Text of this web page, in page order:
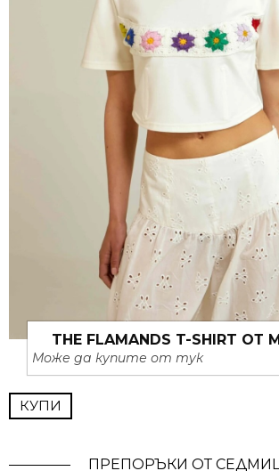
THE FLAMANDS T-SHIRT ОТ
Може да купите от тук
КУПИ
ПРЕПОРЪКИ ОТ